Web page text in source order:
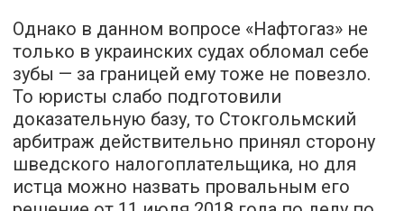
Однако в данном вопросе «Нафтогаз» не
только в украинских судах обломал себе
зубы — за границей ему тоже не повезло.
То юристы слабо подготовили
доказательную базу, то Стокгольмский
арбитраж действительно принял сторону
шведского налогоплательщика, но для
истца можно назвать провальным его